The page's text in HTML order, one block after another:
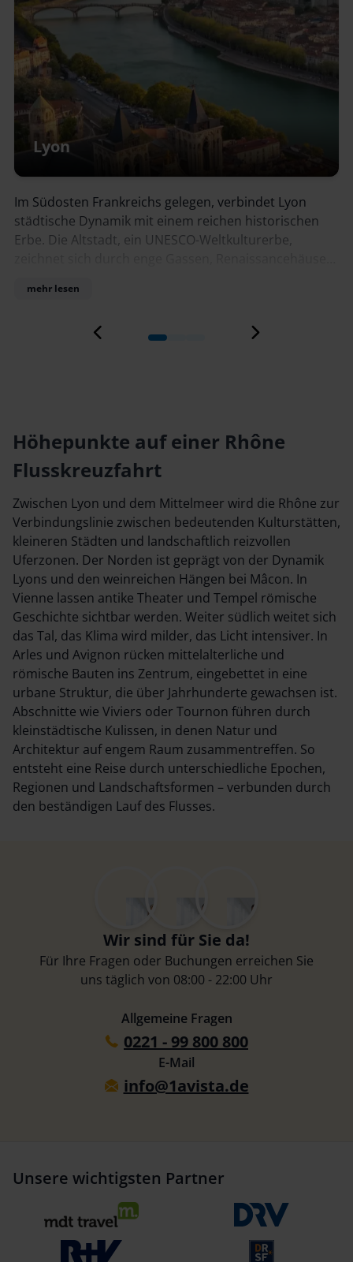
Arles
Mit seiner reichen Geschichte zählt Arles zu
bedeutendsten Städten der Provence.
Bauwerke wie das Amphitheater und die
historische Zentrum lädt mit seinen
einem authentischen Stadterlebnis ein.
harmonisch vereint.
Höhepunkte auf einer Rhône
Flusskreuzfahrt
Zwischen Lyon und dem Mittelmeer wird die Rhône zur
Verbindungslinie zwischen bedeutenden Kulturstätten,
kleineren Städten und landschaftlich reizvollen
Uferzonen. Der Norden ist geprägt von der Dynamik
Lyons und den weinreichen Hängen bei Mâcon. In
Vienne lassen antike Theater und Tempel römische
Geschichte sichtbar werden. Weiter südlich weitet sich
das Tal, das Klima wird milder, das Licht intensiver. In
Arles und Avignon rücken mittelalterliche und
römische Bauten ins Zentrum, eingebettet in eine
urbane Struktur, die über Jahrhunderte gewachsen ist.
Abschnitte wie Viviers oder Tournon führen durch
kleinstädtische Kulissen, in denen Natur und
Architektur auf engem Raum zusammentreffen. So
entsteht eine Reise durch unterschiedliche Epochen,
Regionen und Landschaftsformen – verbunden durch
den beständigen Lauf des Flusses.
Wir sind für Sie da!
Für Ihre Fragen oder Buchungen erreichen Sie
uns täglich von 08:00 - 22:00 Uhr
Allgemeine Fragen
0221 - 99 800 800
E-Mail
info@1avista.de
Unsere wichtigsten Partner